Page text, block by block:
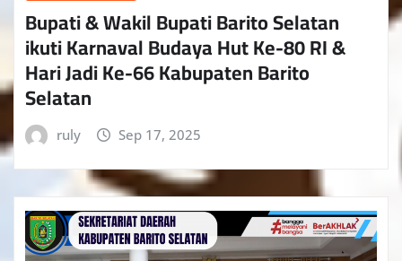
Bupati & Wakil Bupati Barito Selatan
ikuti Karnaval Budaya Hut Ke-80 RI &
Hari Jadi Ke-66 Kabupaten Barito
Selatan
ruly Sep 17, 2025